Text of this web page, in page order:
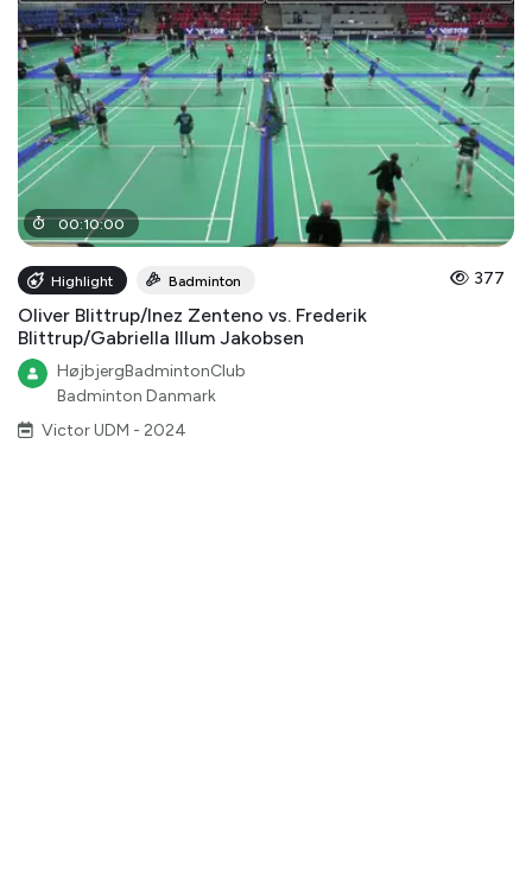
00:10:00
Highlight Badminton 377
Oliver Blittrup/Inez Zenteno vs. Frederik
Blittrup/Gabriella Illum Jakobsen
HøjbjergBadmintonClub
Badminton Danmark
Victor UDM - 2024